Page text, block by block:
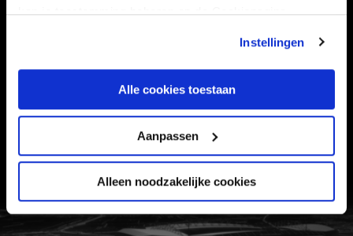
kan je toestemming beheren op de Cookiepagina.
Instellingen
Alle cookies toestaan
Aanpassen
Alleen noodzakelijke cookies
VEELGESTELDE VRAGEN
CONTACT
VERTROUWENSPERSOON
FC Utrecht<br>vanuit<br>het